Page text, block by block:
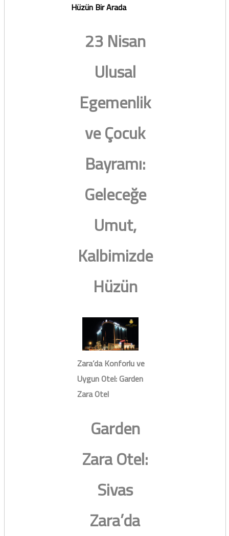
Hüzün Bir Arada
23 Nisan
Ulusal
Egemenlik
ve Çocuk
Bayramı:
Geleceğe
Umut,
Kalbimizde
Hüzün
Zara’da Konforlu ve
Uygun Otel: Garden
Zara Otel
Garden
Zara Otel:
Sivas
Zara’da